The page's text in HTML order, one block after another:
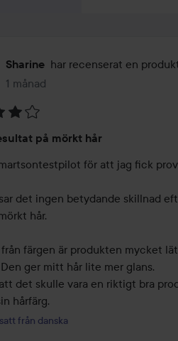
Sharine har recenserat en
1 månad
Inlägget skapades 1 månad
på mörkt hår
för att jag fick
det ingen betydande skillnad
hår.
färgen är produkten mycket
ger mitt hår lite mer glans.
det skulle vara en riktigt bra
hårfärg.
från danska